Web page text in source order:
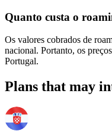
Quanto custa o
Os valores cobrados de
nacional. Portanto, os
Portugal.
Plans that may